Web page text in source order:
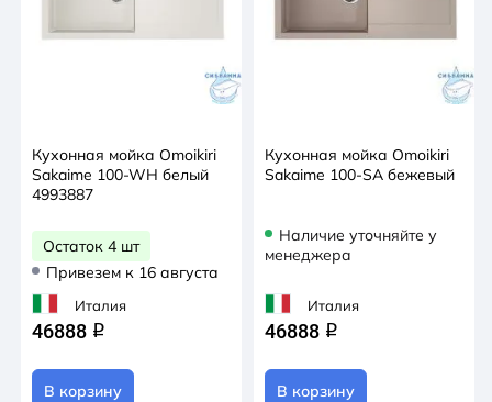
Кухонная мойка Omoikiri
Sakaime 100-WH белый
4993887
Остаток 4 шт
Привезем к 16 августа
Италия
46888 q
В корзину
Кухонная мойка Omoikiri
Sakaime 100-SA бежевый
Наличие уточняйте у
менеджера
Италия
46888 q
В корзину